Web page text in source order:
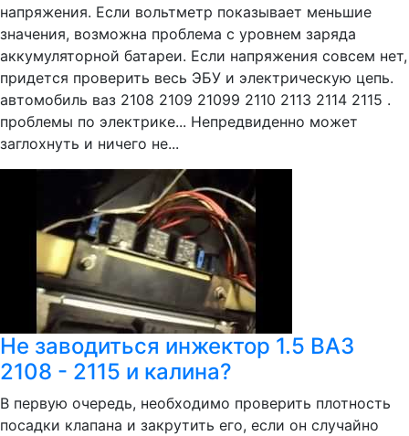
напряжения. Если вольтметр показывает меньшие
значения, возможна проблема с уровнем заряда
аккумуляторной батареи. Если напряжения совсем нет,
придется проверить весь ЭБУ и электрическую цепь.
автомобиль ваз 2108 2109 21099 2110 2113 2114 2115 .
проблемы по электрике... Непредвиденно может
заглохнуть и ничего не...
Не заводиться инжектор 1.5 ВАЗ
2108 - 2115 и калина?
В первую очередь, необходимо проверить плотность
посадки клапана и закрутить его, если он случайно